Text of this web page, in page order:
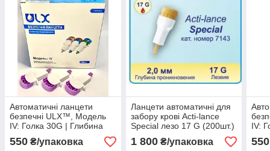
Автоматичні ланцети
безпечні ULX™, Модель
IV: Голка 30G | Глибина
1.5 мм | Мікро потік крові
(100 шт.)
550 ₴/упаковка
Ланцети автоматичні для
забору крові Acti-lance
Special лезо 17 G (200шт.)
1 800₴/упаковка
IV:
550